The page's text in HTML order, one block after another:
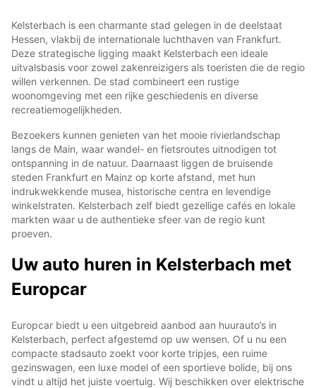
Kelsterbach is een charmante stad gelegen in de deelstaat
Hessen, vlakbij de internationale luchthaven van Frankfurt.
Deze strategische ligging maakt Kelsterbach een ideale
uitvalsbasis voor zowel zakenreizigers als toeristen die de regio
willen verkennen. De stad combineert een rustige
woonomgeving met een rijke geschiedenis en diverse
recreatiemogelijkheden.
Bezoekers kunnen genieten van het mooie rivierlandschap
langs de Main, waar wandel- en fietsroutes uitnodigen tot
ontspanning in de natuur. Daarnaast liggen de bruisende
steden Frankfurt en Mainz op korte afstand, met hun
indrukwekkende musea, historische centra en levendige
winkelstraten. Kelsterbach zelf biedt gezellige cafés en lokale
markten waar u de authentieke sfeer van de regio kunt
proeven.
Uw auto huren in Kelsterbach met
Europcar
Europcar biedt u een uitgebreid aanbod aan huurauto’s in
Kelsterbach, perfect afgestemd op uw wensen. Of u nu een
compacte stadsauto zoekt voor korte tripjes, een ruime
gezinswagen, een luxe model of een sportieve bolide, bij ons
vindt u altijd het juiste voertuig. Wij beschikken over elektrische